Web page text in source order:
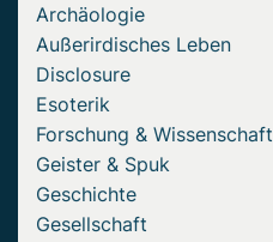
Archäologie
Außerirdisches Leben
Disclosure
Esoterik
Forschung & Wissenschaft
Geister & Spuk
Geschichte
Gesellschaft